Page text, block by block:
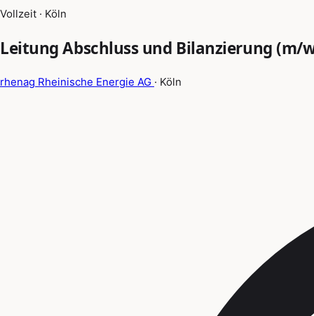
Vollzeit · Köln
Leitung Abschluss und Bilanzierung (m/
rhenag Rheinische Energie AG · Köln